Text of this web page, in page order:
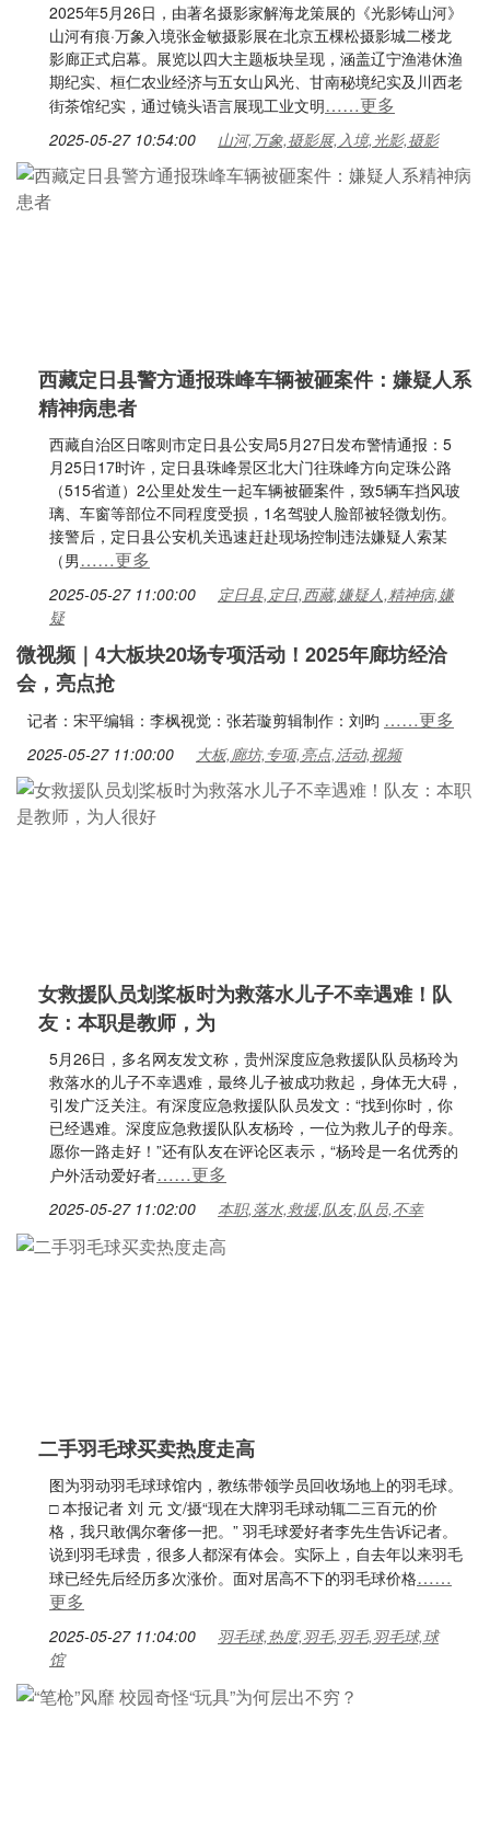
2025年5月26日，由著名摄影家解海龙策展的《光影铸山河》
山河有痕·万象入境张金敏摄影展在北京五棵松摄影城二楼龙
影廊正式启幕。展览以四大主题板块呈现，涵盖辽宁渔港休渔
期纪实、桓仁农业经济与五女山风光、甘南秘境纪实及川西老
街茶馆纪实，通过镜头语言展现工业文明……更多
2025-05-27 10:54:00 山河,万象,摄影展,入境,光影,摄影
西藏定日县警方通报珠峰车辆被砸案件：嫌疑人系
精神病患者
西藏自治区日喀则市定日县公安局5月27日发布警情通报：5
月25日17时许，定日县珠峰景区北大门往珠峰方向定珠公路
（515省道）2公里处发生一起车辆被砸案件，致5辆车挡风玻
璃、车窗等部位不同程度受损，1名驾驶人脸部被轻微划伤。
接警后，定日县公安机关迅速赶赴现场控制违法嫌疑人索某
（男……更多
2025-05-27 11:00:00
定日县,定日,西藏,嫌疑人,精神病,嫌
疑
微视频｜4大板块20场专项活动！2025年廊坊经洽
会，亮点抢
记者：宋平编辑：李枫视觉：张若璇剪辑制作：刘昀 ……更多
2025-05-27 11:00:00 大板,廊坊,专项,亮点,活动,视频
女救援队员划桨板时为救落水儿子不幸遇难！队
友：本职是教师，为
5月26日，多名网友发文称，贵州深度应急救援队队员杨玲为
救落水的儿子不幸遇难，最终儿子被成功救起，身体无大碍，
引发广泛关注。有深度应急救援队队员发文：“找到你时，你
已经遇难。深度应急救援队队友杨玲，一位为救儿子的母亲。
愿你一路走好！”还有队友在评论区表示，“杨玲是一名优秀的
户外活动爱好者……更多
2025-05-27 11:02:00 本职,落水,救援,队友,队员,不幸
二手羽毛球买卖热度走高
图为羽动羽毛球球馆内，教练带领学员回收场地上的羽毛球。
□ 本报记者 刘 元 文/摄“现在大牌羽毛球动辄二三百元的价
格，我只敢偶尔奢侈一把。” 羽毛球爱好者李先生告诉记者。
说到羽毛球贵，很多人都深有体会。实际上，自去年以来羽毛
球已经先后经历多次涨价。面对居高不下的羽毛球价格……
更多
2025-05-27 11:04:00
羽毛球,热度,羽毛,羽毛,羽毛球,球
馆